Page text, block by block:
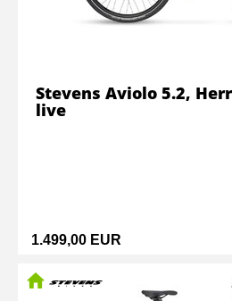
1.499,00 EUR
Stevens Aviolo 5.2,
live